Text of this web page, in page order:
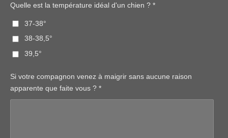
Quelle est la température idéal d'un chien ? *
37-38°
38-38,5°
39,5°
Si votre compagnon venez à maigrir sans aucune raison
apparente que faite vous ? *